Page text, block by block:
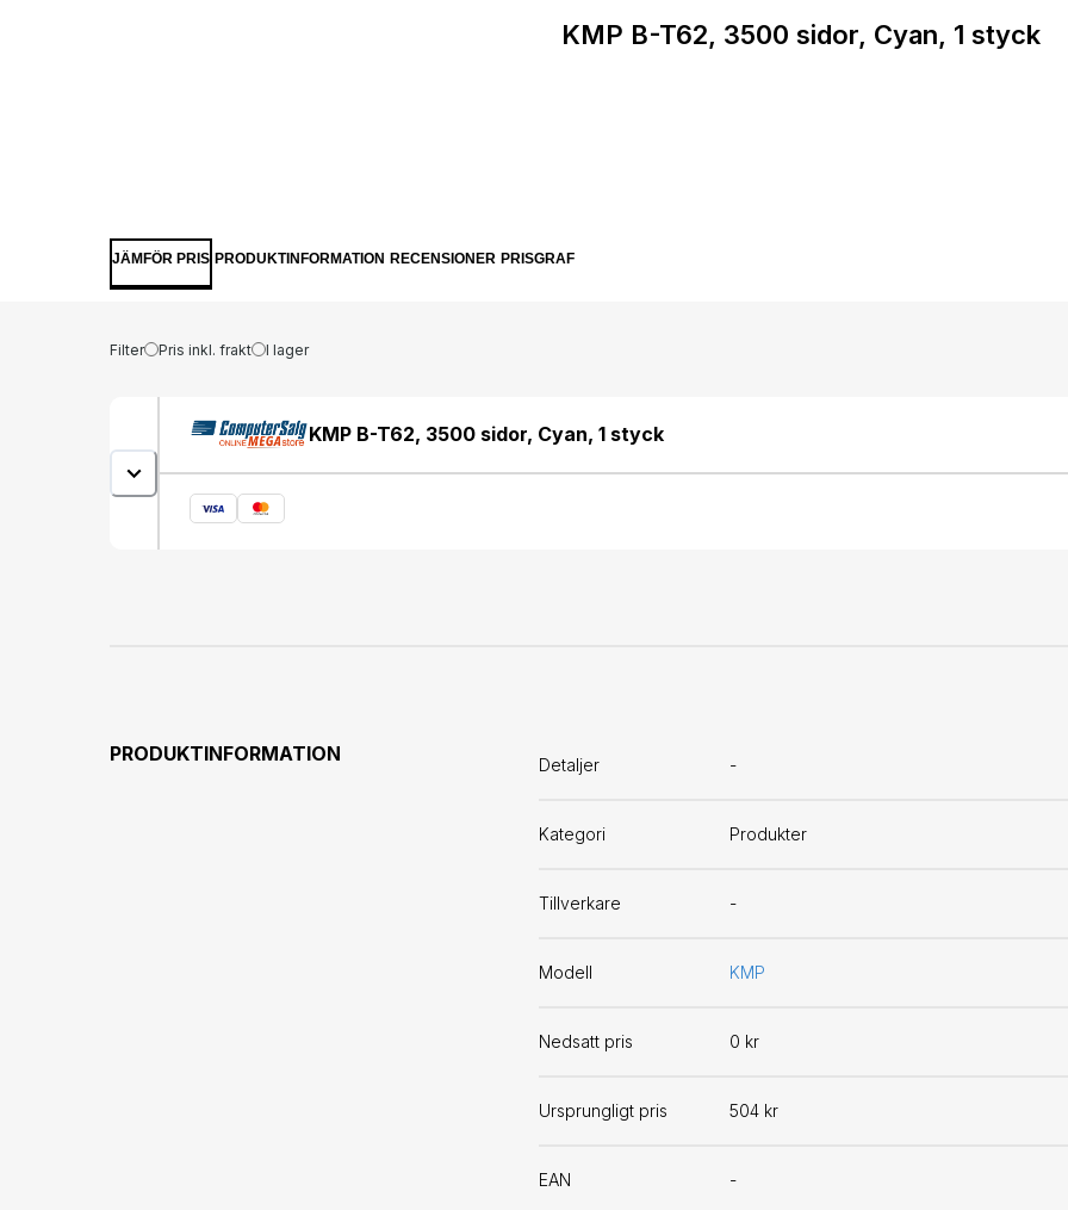
KMP B-T62, 3500 sidor, Cyan, 1 styck
JÄMFÖR PRIS PRODUKTINFORMATION RECENSIONER PRISGRAF
Filter Pris inkl. frakt I lager
KMP B-T62, 3500 sidor, Cyan, 1 styck
PRODUKTINFORMATION
Detaljer -
Kategori Produkter
Tillverkare -
Modell KMP
Nedsatt pris 0 kr
Ursprungligt pris 504 kr
EAN -